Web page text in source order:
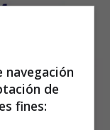
navegación
de
fines: